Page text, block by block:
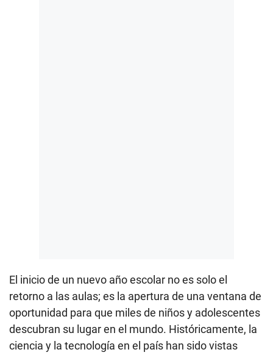
El inicio de un nuevo año escolar no es solo el
retorno a las aulas; es la apertura de una ventana de
oportunidad para que miles de niños y adolescentes
descubran su lugar en el mundo. Históricamente, la
ciencia y la tecnología en el país han sido vistas